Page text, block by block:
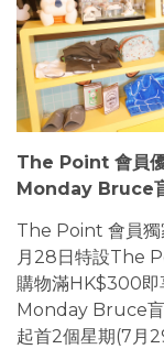
The Point 會員
Monday Bruce
The Point 會員獨
月28日特設The
購物滿HK$300即
Monday Bruce盲
起首2個星期(7月